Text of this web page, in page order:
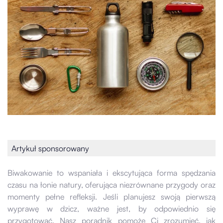
Artykuł sponsorowany
Biwakowanie to wspaniała i ekscytująca forma spędzania
czasu na łonie natury, oferująca niezrównane przygody oraz
momenty pełne refleksji. Jeśli planujesz swoją pierwszą
wyprawę w dzicz, ważne jest, by odpowiednio się
przygotować. Nasz poradnik pomoże Ci zrozumieć, jak